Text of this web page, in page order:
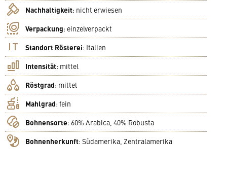
Nachhaltigkeit: nicht erwiesen
Verpackung: einzelverpackt
Standort Rösterei: Italien
Intensität: mittel
Röstgrad: mittel
Mahlgrad: fein
Bohnensorte: 60% Arabica, 40% Robusta
Bohnenherkunft: Südamerika, Zentralamerika